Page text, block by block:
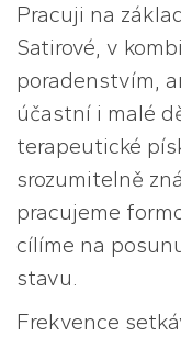
Pracuji na
Satirové, v
poradenstvím,
účastní i malé
terapeutické
srozumitelně
pracujeme
cílíme na
stavu.
Frekvence